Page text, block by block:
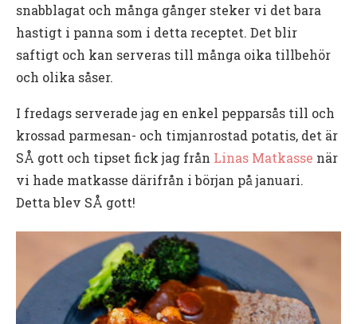
snabblagat och många gånger steker vi det bara
hastigt i panna som i detta receptet. Det blir
saftigt och kan serveras till många oika tillbehör
och olika såser.
I fredags serverade jag en enkel pepparsås till och
krossad parmesan- och timjanrostad potatis, det är
SÅ gott och tipset fick jag från Linas Matkasse när
vi hade matkasse därifrån i början på januari.
Detta blev SÅ gott!